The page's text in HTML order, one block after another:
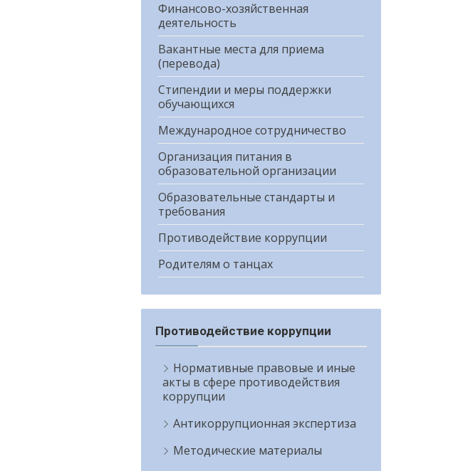
Финансово-хозяйственная
деятельность
Вакантные места для приема
(перевода)
Стипендии и меры поддержки
обучающихся
Международное сотрудничество
Организация питания в
образовательной организации
Образовательные стандарты и
требования
Противодействие коррупции
Родителям о танцах
Противодействие коррупции
Нормативные правовые и иные
акты в сфере противодействия
коррупции
Антикоррупционная экспертиза
Методические материалы